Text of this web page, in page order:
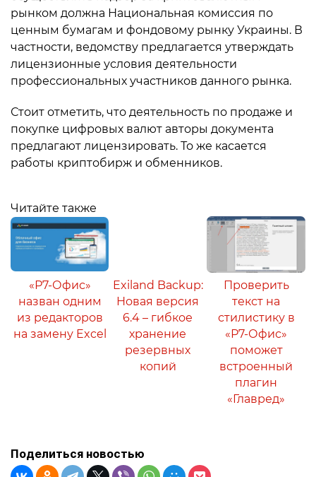
рынком должна Национальная комиссия по
ценным бумагам и фондовому рынку Украины. В
частности, ведомству предлагается утверждать
лицензионные условия деятельности
профессиональных участников данного рынка.
Стоит отметить, что деятельность по продаже и
покупке цифровых валют авторы документа
предлагают лицензировать. То же касается
работы криптобирж и обменников.
Читайте также
«Р7-Офис»
назван одним
из редакторов
на замену Excel
Exiland Backup:
Новая версия
6.4 – гибкое
хранение
резервных
копий
Проверить
текст на
стилистику в
«Р7-Офис»
поможет
встроенный
плагин
«Главред»
Поделиться новостью